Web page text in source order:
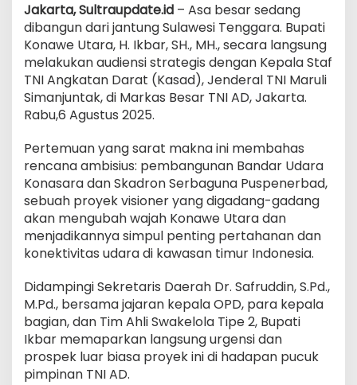
Jakarta, Sultraupdate.id – Asa besar sedang
dibangun dari jantung Sulawesi Tenggara. Bupati
Konawe Utara, H. Ikbar, SH., MH., secara langsung
melakukan audiensi strategis dengan Kepala Staf
TNI Angkatan Darat (Kasad), Jenderal TNI Maruli
Simanjuntak, di Markas Besar TNI AD, Jakarta.
Rabu,6 Agustus 2025.
Pertemuan yang sarat makna ini membahas
rencana ambisius: pembangunan Bandar Udara
Konasara dan Skadron Serbaguna Puspenerbad,
sebuah proyek visioner yang digadang-gadang
akan mengubah wajah Konawe Utara dan
menjadikannya simpul penting pertahanan dan
konektivitas udara di kawasan timur Indonesia.
Didampingi Sekretaris Daerah Dr. Safruddin, S.Pd.,
M.Pd., bersama jajaran kepala OPD, para kepala
bagian, dan Tim Ahli Swakelola Tipe 2, Bupati
Ikbar memaparkan langsung urgensi dan
prospek luar biasa proyek ini di hadapan pucuk
pimpinan TNI AD.